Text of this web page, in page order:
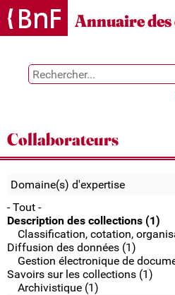
Gestion des cookies
Annuaire
Collaborateurs
Domaine(s) d'expertise
- Tout -
Description des collections (1)
Classification, cotation,
Diffusion des données (1)
Gestion électronique de
Savoirs sur les collections (1)
Archivistique (1)